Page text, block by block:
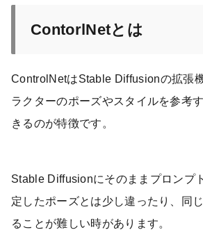
ContorlNetとは
ControlNetはStable Diffusionの拡張
ラクターのポーズやスタイルを参考
きるのが特徴です。
Stable Diffusionにそのままプロンプ
定したポーズとは少し違ったり、同
ることが難しい時があります。